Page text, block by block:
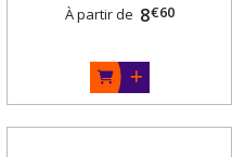
À partir de 8€60